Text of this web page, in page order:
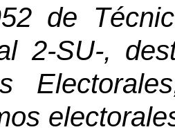
de
2-SU-,